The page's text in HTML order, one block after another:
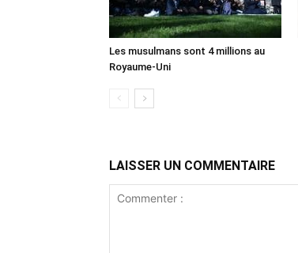
Les musulmans sont 4 millions au
Royaume-Uni
LAISSER UN COMMENTAIRE